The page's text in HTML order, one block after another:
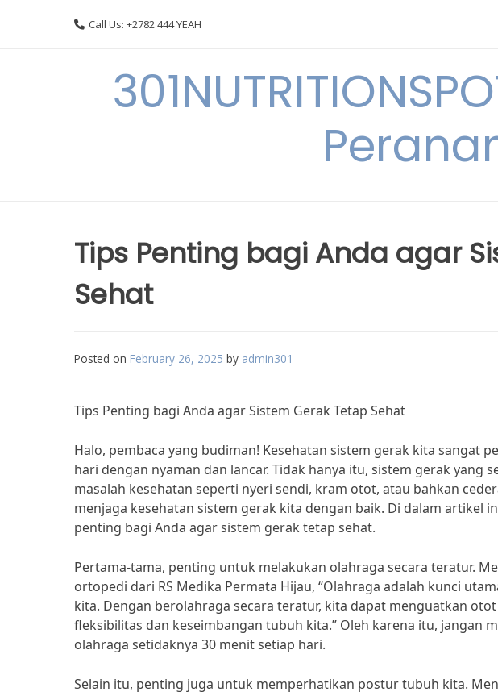
Call Us: +2782 444 YEAH
Tips Penting bagi Anda agar
Sehat
Posted on February 26, 2025 by admin301
Tips Penting bagi Anda agar Sistem Gerak Tetap Sehat
Halo, pembaca yang budiman! Kesehatan sistem gerak kita sangat
hari dengan nyaman dan lancar. Tidak hanya itu, sistem gerak yang
masalah kesehatan seperti nyeri sendi, kram otot, atau bahkan
menjaga kesehatan sistem gerak kita dengan baik. Di dalam artikel
penting bagi Anda agar sistem gerak tetap sehat.
Pertama-tama, penting untuk melakukan olahraga secara teratur.
ortopedi dari RS Medika Permata Hijau, “Olahraga adalah kunci
kita. Dengan berolahraga secara teratur, kita dapat menguatkan
fleksibilitas dan keseimbangan tubuh kita.” Oleh karena itu, jangan
olahraga setidaknya 30 menit setiap hari.
Selain itu, penting juga untuk memperhatikan postur tubuh kita.